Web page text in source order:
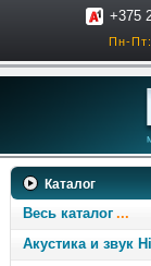
+375
Пн-Пт:
Каталог
Весь каталог
Акустика и звук